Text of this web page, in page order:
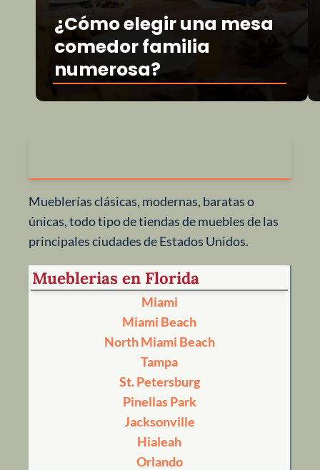
¿Cómo elegir una mesa
comedor familia
numerosa?
Mueblerías clásicas, modernas, baratas o
únicas, todo tipo de tiendas de muebles de las
principales ciudades de Estados Unidos.
Mueblerias en Florida
Miami
Miami Beach
North Miami Beach
Tampa
St. Petersburg
Pinellas Park
Jacksonville
Hialeah
Orlando